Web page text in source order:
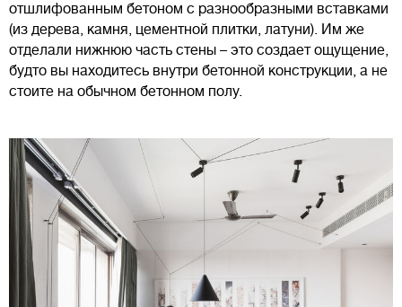
отшлифованным бетоном с разнообразными вставками
(из дерева, камня, цементной плитки, латуни). Им же
отделали нижнюю часть стены – это создает ощущение,
будто вы находитесь внутри бетонной конструкции, а не
стоите на обычном бетонном полу.